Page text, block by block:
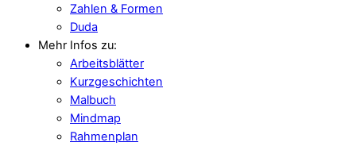
Zahlen & Formen
Duda
Mehr Infos zu:
Arbeitsblätter
Kurzgeschichten
Malbuch
Mindmap
Rahmenplan